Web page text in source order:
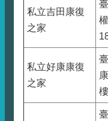
私立吉田康復
之家
私立好康康復
之家